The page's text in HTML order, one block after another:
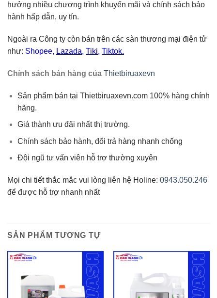
hưởng nhiều chương trình khuyến mãi và chính sách bảo
hành hấp dẫn, uy tín.
Ngoài ra Công ty còn bán trên các sàn thương mại điện tử
như: Shopee, Lazada, Tiki, Tiktok.
Chính sách bán hàng của Thietbiruaxevn
Sản phẩm bán tại Thietbiruaxevn.com 100% hàng chính
hãng.
Giá thành ưu đãi nhất thị trường.
Chính sách bảo hành, đổi trả hàng nhanh chống
Đội ngũ tư vấn viên hỗ trợ thường xuyên
Mọi chi tiết thắc mắc vui lòng liên hệ Holine: 0943.050.246
để được hỗ trợ nhanh nhất
SẢN PHẨM TƯƠNG TỰ